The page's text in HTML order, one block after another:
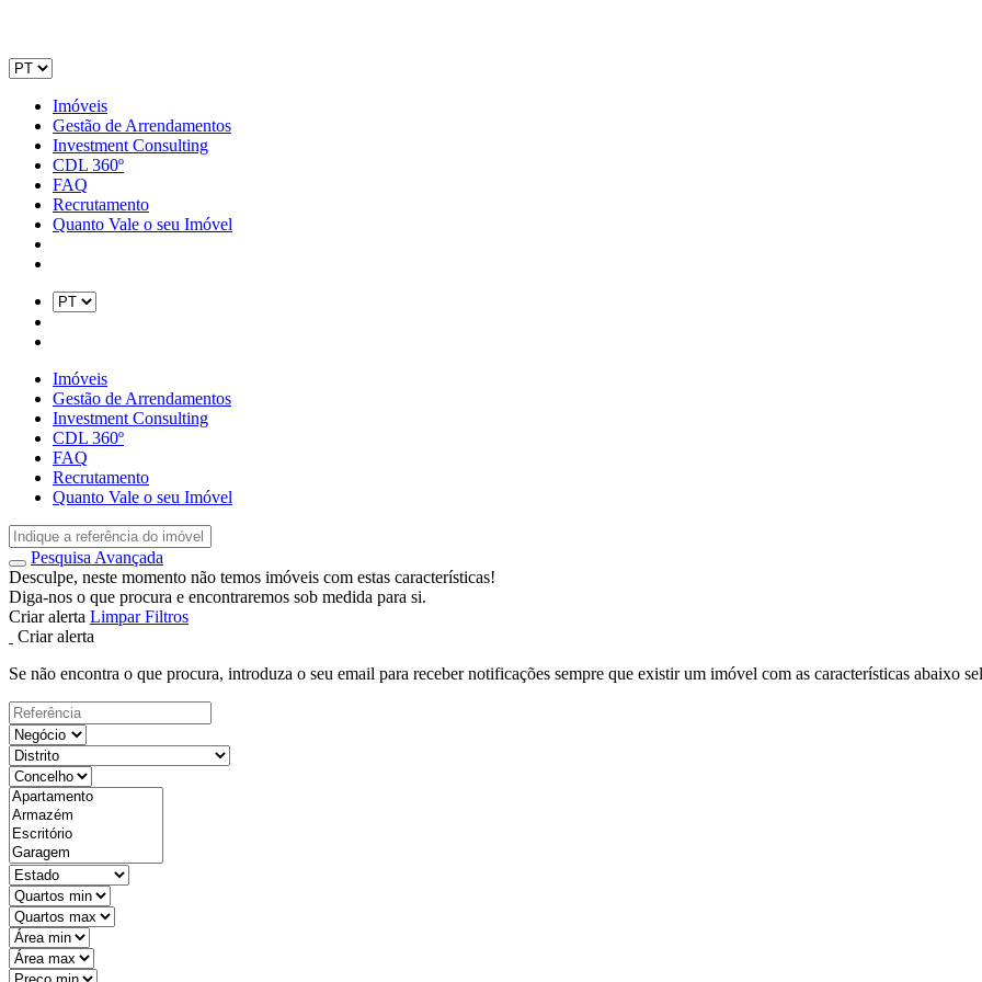
Imóveis
Gestão de Arrendamentos
Investment Consulting
CDL 360º
FAQ
Recrutamento
Quanto Vale o seu Imóvel
Imóveis
Gestão de Arrendamentos
Investment Consulting
CDL 360º
FAQ
Recrutamento
Quanto Vale o seu Imóvel
Pesquisa Avançada
Desculpe, neste momento não temos imóveis com estas características!
Diga-nos o que procura e encontraremos sob medida para si.
Criar alerta Limpar Filtros
Criar alerta
Se não encontra o que procura, introduza o seu email para receber notificações sempre que existir um imóvel com as características abaixo